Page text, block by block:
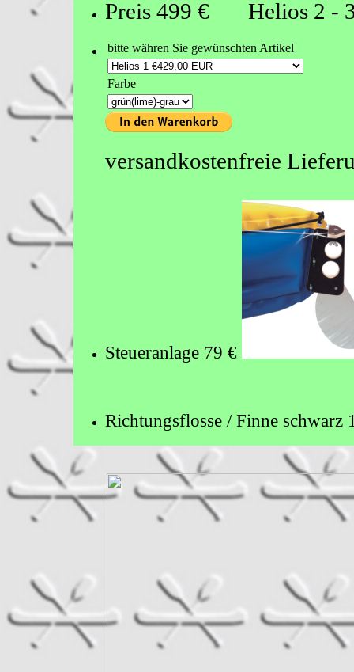
Preis 499 € Helios 2 -
bitte währen Sie gewünschten Artikel
Farbe
versandkostenfreie
Steueranlage 79 €
Richtungsflosse / Finne